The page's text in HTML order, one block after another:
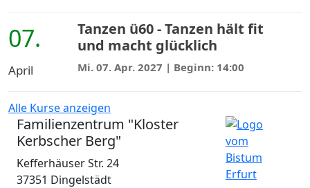
07.
April
Tanzen ü60 - Tanzen hält fit
und macht glücklich
Mi. 07. Apr. 2027 | Beginn: 14:00
Alle Kurse anzeigen
Familienzentrum "Kloster
Kerbscher Berg"
Kefferhäuser Str. 24
37351 Dingelstädt